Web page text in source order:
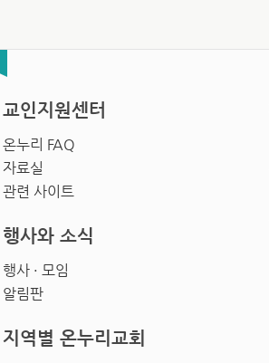
교인지원센터
온누리 FAQ
자료실
관련 사이트
행사와 소식
행사 · 모임
알림판
지역별 온누리교회